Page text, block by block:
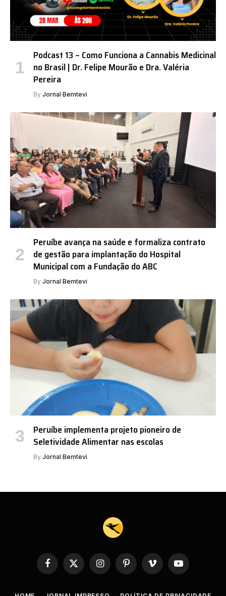
Podcast 13 – Como Funciona a Cannabis Medicinal
no Brasil | Dr. Felipe Mourão e Dra. Valéria
Pereira
By Jornal Bemtevi
Peruíbe avança na saúde e formaliza contrato
de gestão para implantação do Hospital
Municipal com a Fundação do ABC
By Jornal Bemtevi
Peruíbe implementa projeto pioneiro de
Seletividade Alimentar nas escolas
By Jornal Bemtevi
Facebook
X
(Twitter)
InstagramPinterestVimeo YouTube